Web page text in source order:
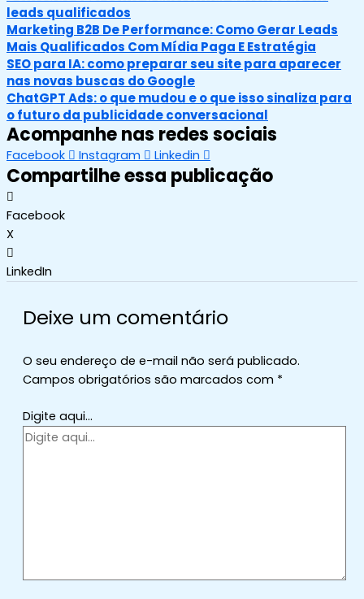
leads qualificados
Marketing B2B De Performance: Como Gerar Leads
Mais Qualificados Com Mídia Paga E Estratégia
SEO para IA: como preparar seu site para aparecer
nas novas buscas do Google
ChatGPT Ads: o que mudou e o que isso sinaliza para
o futuro da publicidade conversacional
Acompanhe nas redes sociais
Facebook Instagram Linkedin
Compartilhe essa publicação
Facebook
X
LinkedIn
Deixe um comentário
O seu endereço de e-mail não será publicado.
Campos obrigatórios são marcados com *
Digite aqui...